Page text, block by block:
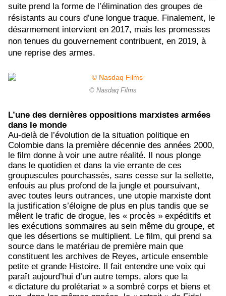
suite prend la forme de l’élimination des groupes de
résistants au cours d’une longue traque. Finalement, le
désarmement intervient en 2017, mais les promesses
non tenues du gouvernement contribuent, en 2019, à
une reprise des armes.
© Nasdaq Films
L’une des dernières oppositions marxistes armées
dans le monde
Au-delà de l’évolution de la situation politique en
Colombie dans la première décennie des années 2000,
le film donne à voir une autre réalité. Il nous plonge
dans le quotidien et dans la vie errante de ces
groupuscules pourchassés, sans cesse sur la sellette,
enfouis au plus profond de la jungle et poursuivant,
avec toutes leurs outrances, une utopie marxiste dont
la justification s’éloigne de plus en plus tandis que se
mêlent le trafic de drogue, les « procès » expéditifs et
les exécutions sommaires au sein même du groupe, et
que les désertions se multiplient. Le film, qui prend sa
source dans le matériau de première main que
constituent les archives de Reyes, articule ensemble
petite et grande Histoire. Il fait entendre une voix qui
paraît aujourd’hui d’un autre temps, alors que la
« dictature du prolétariat » a sombré corps et biens et